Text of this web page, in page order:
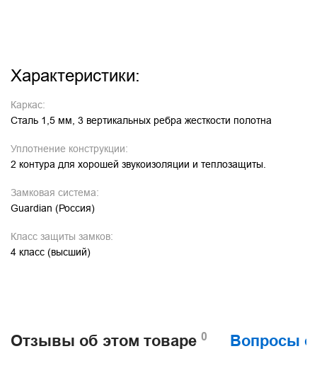
Характеристики:
Каркас:
Сталь 1,5 мм, 3 вертикальных ребра жесткости полотна
Уплотнение конструкции:
2 контура для хорошей звукоизоляции и теплозащиты.
Замковая система:
Guardian (Россия)
Класс защиты замков:
4 класс (высший)
Отзывы об этом товаре 0 Вопросы